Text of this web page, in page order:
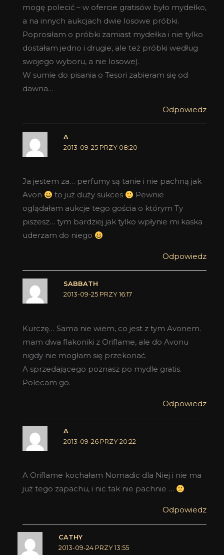
mogę polecić – w ofercie gratisów było mydełko,
a na innych aukcjach dwie losowe próbki.
Poprosiłam o próbki zamiast mydełka i nie tylko
dostałam jedno i drugie, ale też próbki według
swojego wyboru, a nie losowe).
W sumie do pisania o Tesori zabieram się od
dawna…
Odpowiedz
A
2013-09-25 PRZY 08:20
Ja jestem za… perfumy są tanie i nie pachną jak
Avon
to już duży sukces
Pewnie
oglądałam aukcje tego gościa o którym Ty
piszesz… tym bardziej jak tylko wpłynie mi kaska
uderzam do niego
Odpowiedz
SABBATH
2013-09-25 PRZY 16:17
Kurczę… Sama nie wiem, co jest z tym Avonem.
mam dwa flakoniki z Oriflame, ale do Avonu
nigdy nie mogłam się przekonać.
A sprzedającego poznasz po mydle gratis.
Polecam go.
Odpowiedz
A
2013-09-26 PRZY 20:22
A Oriflame kochałam Nomadic dla Niej i nie ma
już tego zapachu, i nic tak nie pachnie …
Odpowiedz
CATHY
2013-09-24 PRZY 13:55